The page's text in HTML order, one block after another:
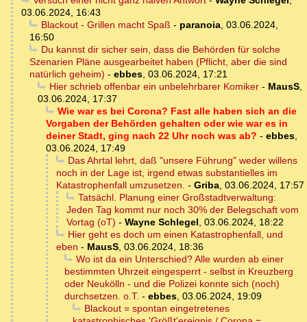
03.06.2024, 16:43
Blackout - Grillen macht Spaß - paranoia, 03.06.2024,
16:50
Du kannst dir sicher sein, dass die Behörden für solche
Szenarien Pläne ausgearbeitet haben (Pflicht, aber die sind
natürlich geheim) - ebbes, 03.06.2024, 17:21
Hier schrieb offenbar ein unbelehrbarer Komiker- MausS,
03.06.2024, 17:37
Wie war es bei Corona? Fast alle haben sich an die
Vorgaben der Behörden gehalten oder wie war es in
deiner Stadt, ging nach 22 Uhr noch was ab? - ebbes,
03.06.2024, 17:49
Das Ahrtal lehrt, daß "unsere Führung" weder willens
noch in der Lage ist, irgend etwas substantielles im
Katastrophenfall umzusetzen. - Griba, 03.06.2024, 17:57
Tatsächl. Planung einer Großstadtverwaltung:
Jeden Tag kommt nur noch 30% der Belegschaft vom
Vortag (oT) - Wayne Schlegel, 03.06.2024, 18:22
Hier geht es doch um einen Katastrophenfall, und
eben - MausS, 03.06.2024, 18:36
Wo ist da ein Unterschied? Alle wurden ab einer
bestimmten Uhrzeit eingesperrt - selbst in Kreuzberg
oder Neukölln - und die Polizei konnte sich (noch)
durchsetzen. o.T. - ebbes, 03.06.2024, 19:09
Blackout = spontan eingetretenes